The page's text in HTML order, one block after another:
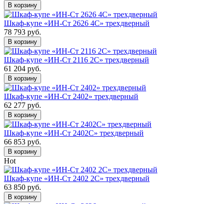
В корзину
Шкаф-купе «ИН-Ст 2626 4С» трехдверный
78 793 руб.
В корзину
Шкаф-купе «ИН-Ст 2116 2С» трехдверный
61 204 руб.
В корзину
Шкаф-купе «ИН-Ст 2402» трехдверный
62 277 руб.
В корзину
Шкаф-купе «ИН-Ст 2402С» трехдверный
66 853 руб.
В корзину
Hot
Шкаф-купе «ИН-Ст 2402 2С» трехдверный
63 850 руб.
В корзину